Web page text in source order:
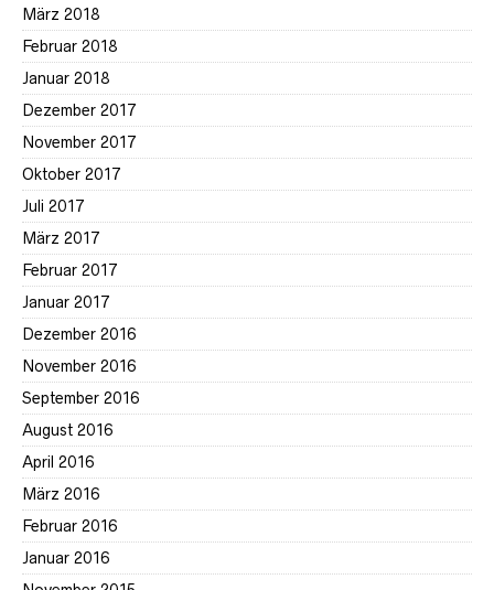
März 2018
Februar 2018
Januar 2018
Dezember 2017
November 2017
Oktober 2017
Juli 2017
März 2017
Februar 2017
Januar 2017
Dezember 2016
November 2016
September 2016
August 2016
April 2016
März 2016
Februar 2016
Januar 2016